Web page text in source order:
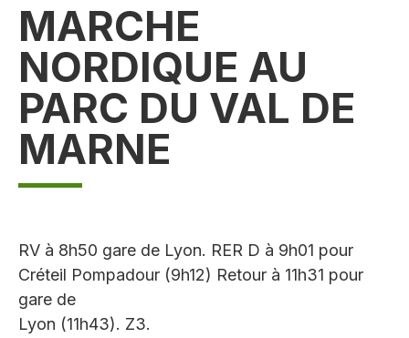
MARCHE
NORDIQUE AU
PARC DU VAL DE
MARNE
RV à 8h50 gare de Lyon. RER D à 9h01 pour
Créteil Pompadour (9h12) Retour à 11h31 pour
gare de
Lyon (11h43). Z3.